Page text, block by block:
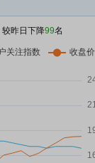
昨日下降99名